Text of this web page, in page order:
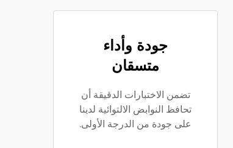
جودة وأداء
متسقان
تضمن الاختبارات الدقيقة أن
تحافظ النوابض الالتوائية لدينا
على جودة من الدرجة الأولى.